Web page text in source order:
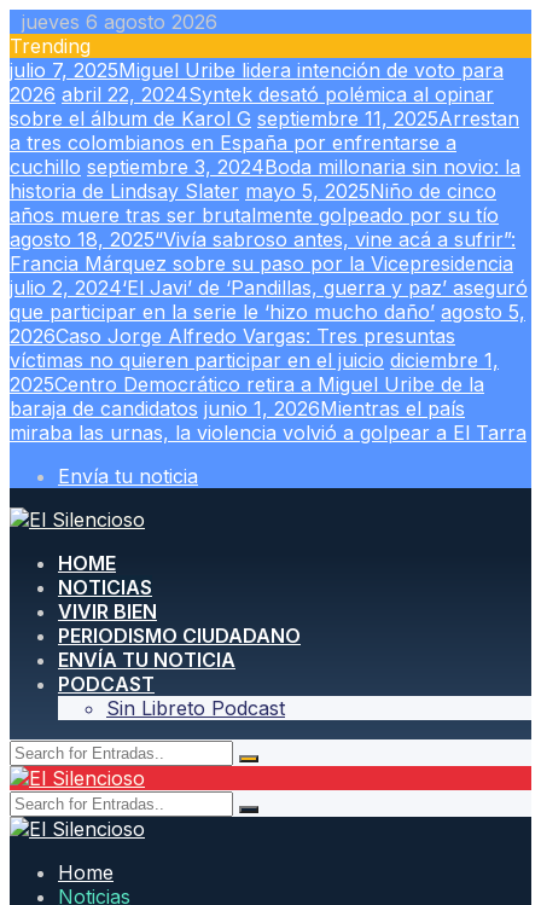
Skip
to
content
jueves 6 agosto 2026
Trending
julio 7, 2025Miguel Uribe lidera intención de voto para
2026 abril 22, 2024Syntek desató polémica al opinar
sobre el álbum de Karol G septiembre 11, 2025Arrestan
a tres colombianos en España por enfrentarse a
cuchillo septiembre 3, 2024Boda millonaria sin novio: la
historia de Lindsay Slater mayo 5, 2025Niño de cinco
años muere tras ser brutalmente golpeado por su tío
agosto 18, 2025“Vivía sabroso antes, vine acá a sufrir”:
Francia Márquez sobre su paso por la Vicepresidencia
julio 2, 2024‘El Javi’ de ‘Pandillas, guerra y paz’ aseguró
que participar en la serie le ‘hizo mucho daño’ agosto 5,
2026Caso Jorge Alfredo Vargas: Tres presuntas
víctimas no quieren participar en el juicio diciembre 1,
2025Centro Democrático retira a Miguel Uribe de la
baraja de candidatos junio 1, 2026Mientras el país
miraba las urnas, la violencia volvió a golpear a El Tarra
Envía tu noticia
HOME
NOTICIAS
VIVIR BIEN
PERIODISMO CIUDADANO
ENVÍA TU NOTICIA
PODCAST
Sin Libreto Podcast
Home
Noticias